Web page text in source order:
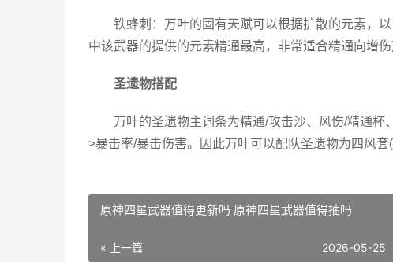
铁蜂刺：万叶的固有天赋可以根据扩散的元素，
中该武器的提供的元素精通最高，非常适合精通向增伤
圣遗物搭配
万叶的圣遗物主词条为精通/攻击沙、风伤/精通
>暴击率/暴击伤害。因此万叶可以配队圣遗物为四风
原神四星武器值得更新吗 原神四星武器值得抽吗
« 上一篇 2026-05-25